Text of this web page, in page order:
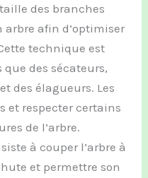
des branches
arbre afin d’optimiser
technique est
que des sécateurs,
des élagueurs. Les
et respecter certains
de l’arbre.
à couper l’arbre à
et permettre son